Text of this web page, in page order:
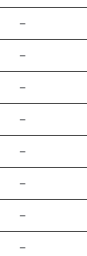
–
–
–
–
–
–
–
–